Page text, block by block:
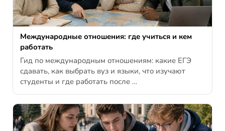
Международные отношения: где учиться и кем
работать
Гид по международным отношениям: какие ЕГЭ
сдавать, как выбрать вуз и языки, что изучают
студенты и где работать после …